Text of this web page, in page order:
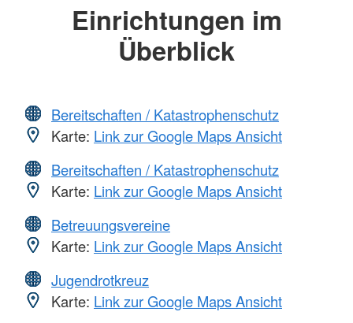
Einrichtungen im
Überblick
Bereitschaften / Katastrophenschutz
Karte: Link zur Google Maps Ansicht
Bereitschaften / Katastrophenschutz
Karte: Link zur Google Maps Ansicht
Betreuungsvereine
Karte: Link zur Google Maps Ansicht
Jugendrotkreuz
Karte: Link zur Google Maps Ansicht